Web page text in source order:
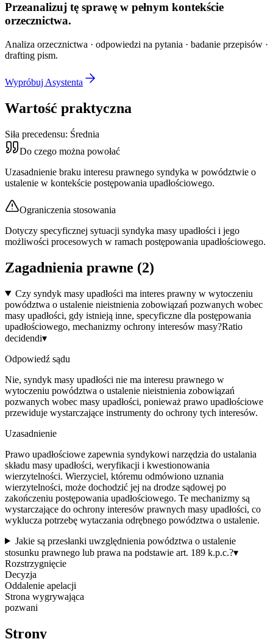
Przeanalizuj tę sprawę w pełnym kontekście
orzecznictwa.
Analiza orzecznictwa · odpowiedzi na pytania · badanie przepisów ·
drafting pism.
Wypróbuj Asystenta
Wartość praktyczna
Siła precedensu: Średnia
Do czego można powołać
Uzasadnienie braku interesu prawnego syndyka w powództwie o
ustalenie w kontekście postępowania upadłościowego.
Ograniczenia stosowania
Dotyczy specyficznej sytuacji syndyka masy upadłości i jego
możliwości procesowych w ramach postępowania upadłościowego.
Zagadnienia prawne (2)
Czy syndyk masy upadłości ma interes prawny w wytoczeniu
powództwa o ustalenie nieistnienia zobowiązań pozwanych wobec
masy upadłości, gdy istnieją inne, specyficzne dla postępowania
upadłościowego, mechanizmy ochrony interesów masy?Ratio
decidendi▾
Odpowiedź sądu
Nie, syndyk masy upadłości nie ma interesu prawnego w
wytoczeniu powództwa o ustalenie nieistnienia zobowiązań
pozwanych wobec masy upadłości, ponieważ prawo upadłościowe
przewiduje wystarczające instrumenty do ochrony tych interesów.
Uzasadnienie
Prawo upadłościowe zapewnia syndykowi narzędzia do ustalania
składu masy upadłości, weryfikacji i kwestionowania
wierzytelności. Wierzyciel, któremu odmówiono uznania
wierzytelności, może dochodzić jej na drodze sądowej po
zakończeniu postępowania upadłościowego. Te mechanizmy są
wystarczające do ochrony interesów prawnych masy upadłości, co
wyklucza potrzebę wytaczania odrębnego powództwa o ustalenie.
Jakie są przesłanki uwzględnienia powództwa o ustalenie
stosunku prawnego lub prawa na podstawie art. 189 k.p.c.?▾
Rozstrzygnięcie
Decyzja
Oddalenie apelacji
Strona wygrywająca
pozwani
Strony